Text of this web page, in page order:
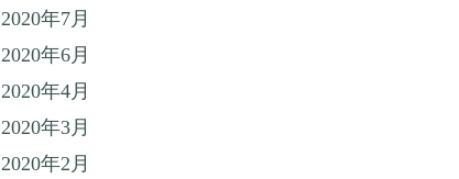
2020年7月
2020年6月
2020年4月
2020年3月
2020年2月